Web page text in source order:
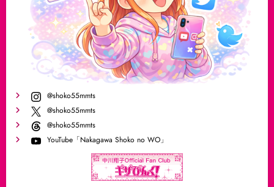
@shoko55mmts
@shoko55mmts
@shoko55mmts
YouTube「Nakagawa Shoko no WO」